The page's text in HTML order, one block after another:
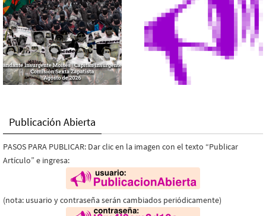
Publicación Abierta
PASOS PARA PUBLICAR: Dar clic en la imagen con el texto “Publicar
Artículo” e ingresa:
(nota: usuario y contraseña serán cambiados periódicamente)